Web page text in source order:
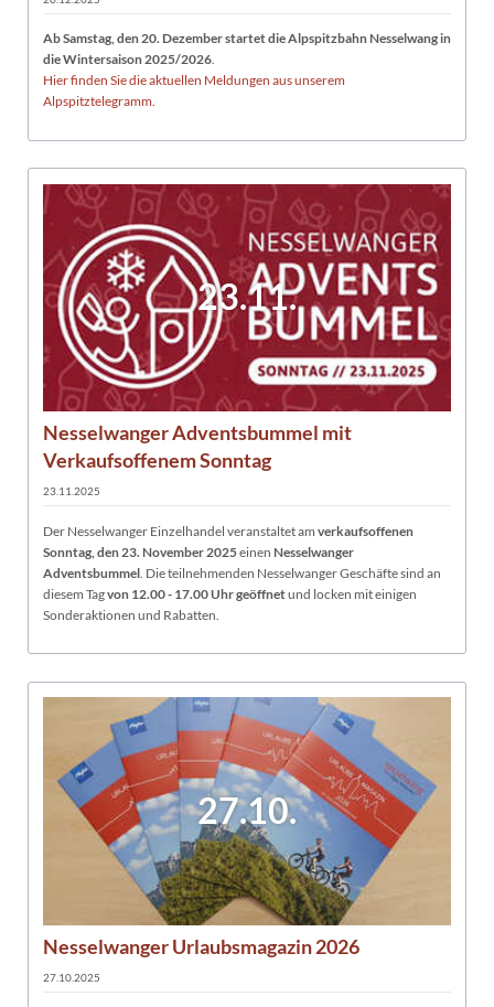
Ab Samstag, den 20. Dezember startet die Alpspitzbahn Nesselwang in
die Wintersaison 2025/2026.
Hier finden Sie die aktuellen Meldungen aus unserem
Alpspitztelegramm.
23.11.
Nesselwanger Adventsbummel mit
Verkaufsoffenem Sonntag
23.11.2025
Der Nesselwanger Einzelhandel veranstaltet am verkaufsoffenen
Sonntag, den 23. November 2025einen Nesselwanger
Adventsbummel . Die teilnehmenden Nesselwanger Geschäfte sind an
diesem Tagvon 12.00 - 17.00 Uhr geöffnetund locken mit einigen
Sonderaktionen und Rabatten.
27.10.
Nesselwanger Urlaubsmagazin 2026
27.10.2025